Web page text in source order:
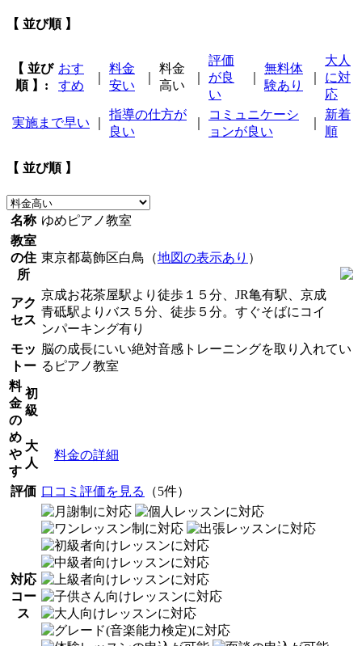
【 並び順 】
【 並び
順 】:
おす
すめ
料金
安い
料金
高い
評価
が良
い
無料体
験あり
大人
に対
応
実施まで早い
指導の仕方が
良い
コミュニケーシ
ョンが良い
新着
順
【 並び順 】
名称 ゆめピアノ教室
教室
の住
所
東京都葛飾区白鳥（地図の表示あり ）
アク
セス
京成お花茶屋駅より徒歩１５分、JR亀有駅、京成
青砥駅よりバス５分、徒歩５分。すぐそばにコイ
ンパーキング有り
モッ
トー
脳の成長にいい絶対音感トレーニングを取り入れてい
るピアノ教室
料
金
の
め
や
す
初
級
大
人
料金の詳細
評価 口コミ評価を見る （5件）
対応
コー
ス